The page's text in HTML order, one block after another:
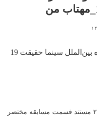
از تنسیم، اسامی ۲۱ مستند قسمت مسابقه مختصر